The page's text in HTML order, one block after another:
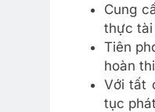
Cung
thực tài
Tiên
hoàn
Với tất
tục